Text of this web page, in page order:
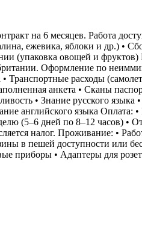
на 6 месяцев. Работа
ежевика, яблоки и др.) •
(упаковка овощей и
Оформление по
расходы
анкета • Сканы
• Знание русского языка
английского языка Оплата:
(5–6 дней по 8–12 часов) •
налог. Проживание: •
в пешей доступности или
приборы • Адаптеры для